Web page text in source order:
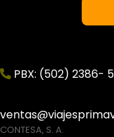
PBX: (502) 2386-
CONTESA, S. A.